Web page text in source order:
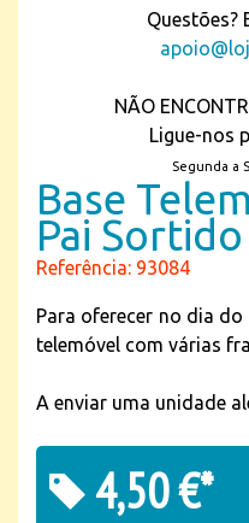
Questões?
NÃO
Ligue-nos
Segunda a
Base
Pai Sortido
Referência: 93084
Para oferecer no dia
telemóvel com várias
A enviar uma unidade
4,50 €*